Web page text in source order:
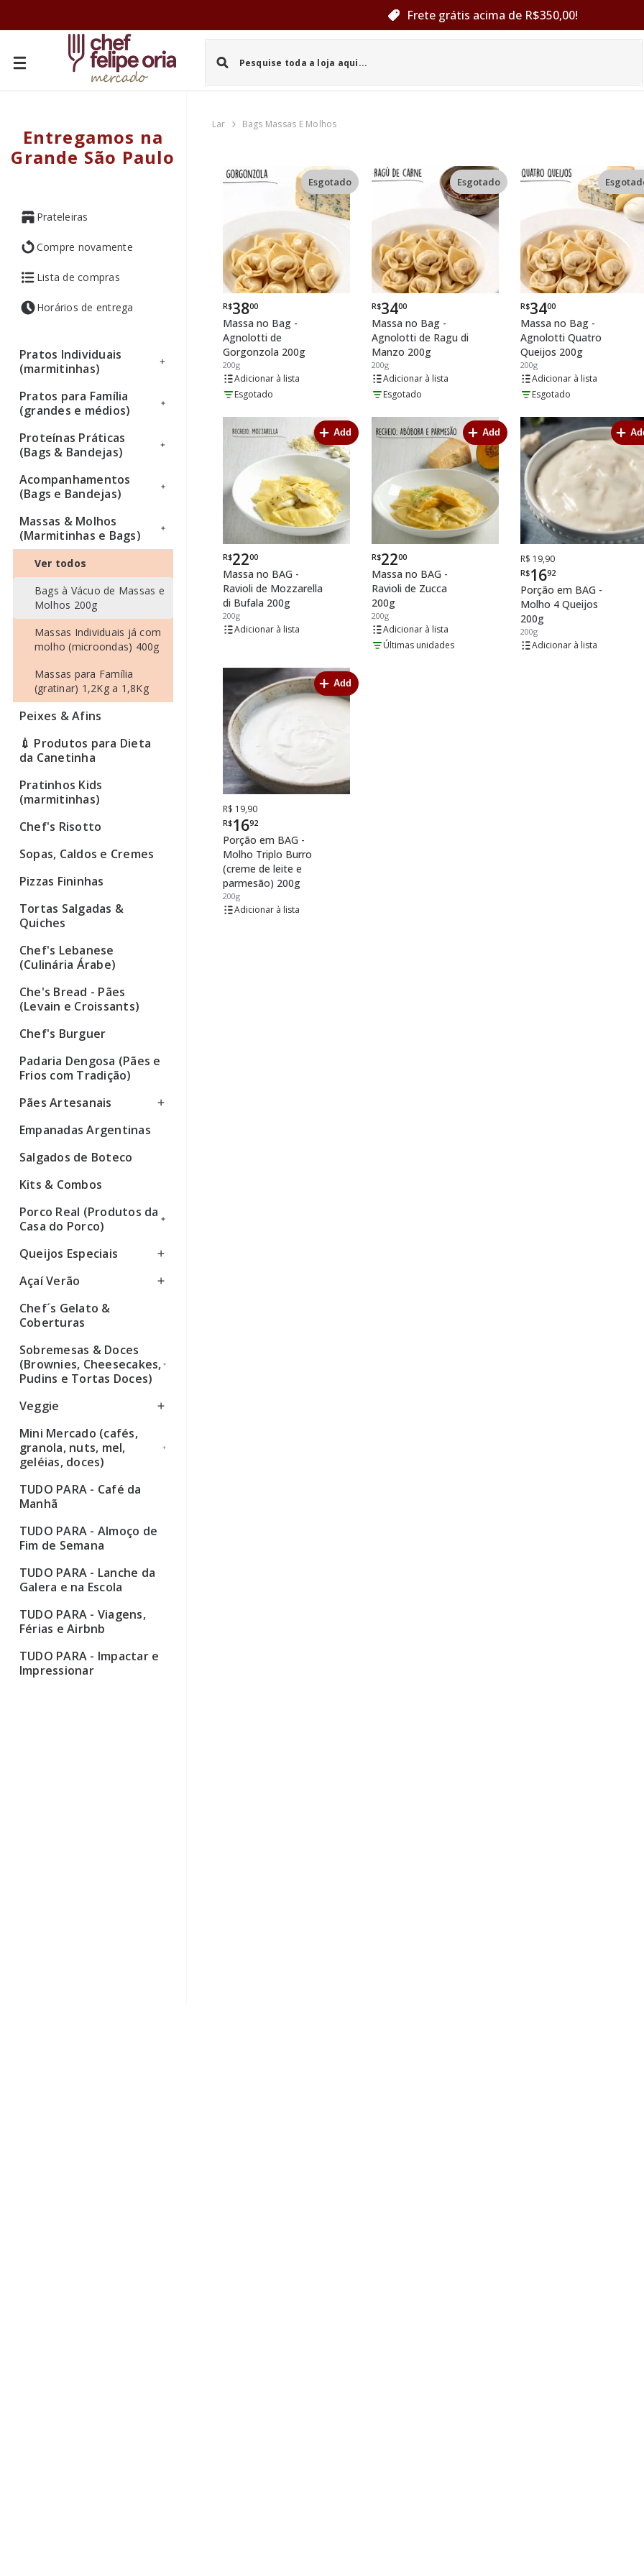
Frete grátis acima de R$350,00!
Entregamos na
Grande São Paulo
Prateleiras
Compre novamente
Lista de compras
Horários de entrega
Pratos Individuais
(marmitinhas)
Ver todos
Pratos para Família
(grandes e médios)
Ver todos
Proteínas Práticas
(Bags & Bandejas)
Ver todos
Acompanhamentos
(Bags e Bandejas)
Ver todos
Massas & Molhos
(Marmitinhas e Bags)
Ver todos
Bags à Vácuo de Massas e
Molhos 200g
Massas Individuais já com
molho (microondas) 400g
Massas para Família
(gratinar) 1,2Kg a 1,8Kg
Peixes & Afins
💉 Produtos para Dieta
da Canetinha
Pratinhos Kids
(marmitinhas)
Chef's Risotto
Sopas, Caldos e Cremes
Pizzas Fininhas
Tortas Salgadas &
Quiches
Chef's Lebanese
(Culinária Árabe)
Che's Bread - Pães
(Levain e Croissants)
Chef's Burguer
Padaria Dengosa (Pães e
Frios com Tradição)
Pães Artesanais
Ver todos
Empanadas Argentinas
Salgados de Boteco
Kits & Combos
Porco Real (Produtos da
Casa do Porco)
Ver todos
Queijos Especiais
Ver todos
Açaí Verão
Ver todos
Chef´s Gelato &
Coberturas
Sobremesas & Doces
(Brownies, Cheesecakes,
Pudins e Tortas Doces)
Ver todos
Veggie
Ver todos
Mini Mercado (cafés,
granola, nuts, mel,
geléias, doces)
Ver todos
TUDO PARA - Café da
Manhã
TUDO PARA - Almoço de
Fim de Semana
TUDO PARA - Lanche da
Galera e na Escola
TUDO PARA - Viagens,
Férias e Airbnb
TUDO PARA - Impactar e
Impressionar
Lar Bags Massas E Molhos
Esgotado
Por
R$3800
Massa no Bag -
Agnolotti de
Gorgonzola 200g
200g
lista
Esgotado
Esgotado
Por
R$3400
Massa no Bag -
Agnolotti de Ragu di
Manzo 200g
200g
lista
Esgotado
Por
R$3400
Massa no Bag -
Agnolotti Quatro
Queijos 200g
200g
lista
Esgotado
Add
Por
R$2200
Massa no BAG -
Ravioli de Mozzarella
di Bufala 200g
200g
lista
Add
Por
R$2200
Massa no BAG -
Ravioli de Zucca
200g
200g
lista
Últimas unidades
De
R$ 19,90Por
R$1692
Porção em BAG -
Molho 4 Queijos
200g
200g
lista
Add
De
R$ 19,90Por
R$1692
Porção em BAG -
Molho Triplo Burro
(creme de leite e
parmesão) 200g
200g
lista